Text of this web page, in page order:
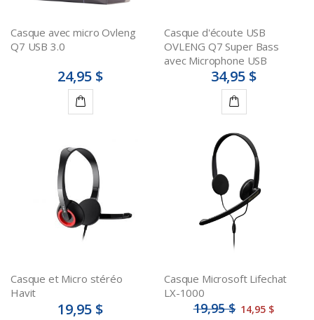
Casque avec micro Ovleng
Q7 USB 3.0
24,95 $
au
panier
Casque d'écoute USB
OVLENG Q7 Super Bass
avec Microphone USB
34,95 $
Casque et Micro stéréo
Havit
19,95 $
Casque Microsoft Lifechat
LX-1000
19,95 $ 14,95 $